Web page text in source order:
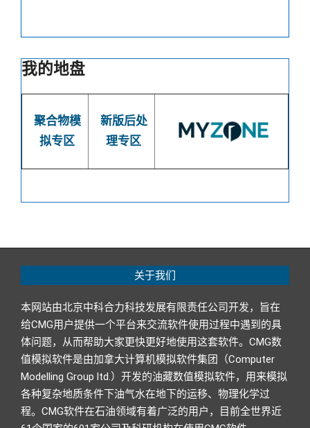
我的地盘
聚合物模
拟专区
新版后处
理专区
06-
18
关于我们
本网站由北京中科合力科技发展有限责任公司开发，旨在
给CMG用户提供一个平台来交流软件使用过程中遇到的具
体问题，从而帮助大家更快更好地使用这套软件。CMG数
值模拟软件是由加拿大计算机模拟软件集团（Computer
Modelling Group ltd.）开发的油藏数值模拟软件，用来模拟
各种复杂地质条件下油气水在地下的运移、物理化学过
程。CMG软件在石油领域有着广泛的用户，目前全世界近